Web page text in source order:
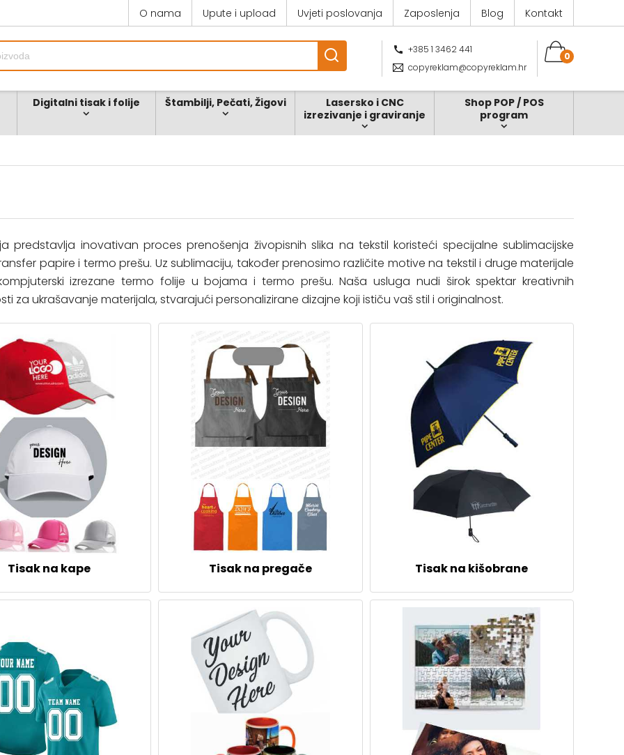
O nama Upute i upload Uvjeti poslovanja Zaposlenja Blog Kontakt
+385 1 3462 441
copyreklam@copyreklam.hr
0
Digitalni tisak i folije Štambilji, Pečati, Žigovi
Lasersko i CNC
izrezivanje i graviranje
Shop POP / POS
program
predstavlja inovativan proces prenošenja živopisnih slika na tekstil koristeći specijalne sublimacijske
papire i termo prešu. Uz sublimaciju, također prenosimo različite motive na tekstil i druge materijale
izrezane termo folije u bojama i termo prešu. Naša usluga nudi širok spektar kreativnih
za ukrašavanje materijala, stvarajući personalizirane dizajne koji ističu vaš stil i originalnost.
Tisak na kape Tisak na pregače Tisak na kišobrane